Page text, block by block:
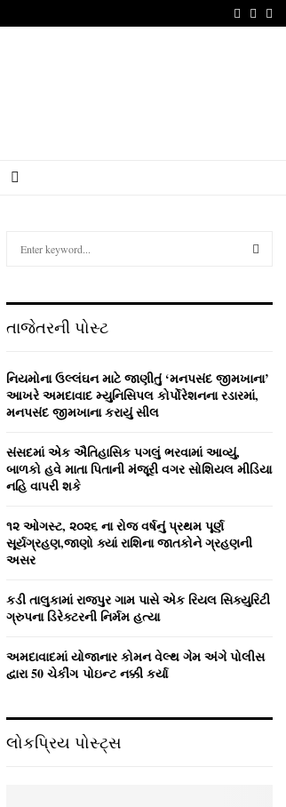
h
o
r
:
R
H
તાજેતરની પોસ્ટ
નિયમોના ઉલ્લંઘન માટે જાણીતું ‘મનપસંદ જીમખાના’
આખરે અમદાવાદ મ્યુનિસિપલ કોર્પોરેશનના રડારમાં,
મનપસંદ જીમખાના કરાયું સીલ
સંસદમાં એક ઐતિહાસિક પગલું ભરવામાં આવ્યું,
બાળકો હવે માતા પિતાની મંજૂરી વગર સોશિયલ મીડિયા
નહિ વાપરી શકે
૧૨ ઓગસ્ટ, ૨૦૨૬ ના રોજ વર્ષનું પ્રથમ પૂર્ણ
સૂર્યગ્રહણ,જાણો ક્યાં રાશિના જાતકોને ગ્રહણની
અસર
કડી તાલુકામાં રાજપુર ગામ પાસે એક રિયલ સિક્યુરિટી
ગ્રુપના ડિરેક્ટરની નિર્મમ હત્યા
અમદાવાદમાં યોજાનાર કોમન વેલ્‍થ ગેમ અંગે પોલીસ
દ્વારા 50 ચેકીંગ પોઇન્‍ટ નક્કી કર્યા
લોકપ્રિય પોસ્ટ્સ